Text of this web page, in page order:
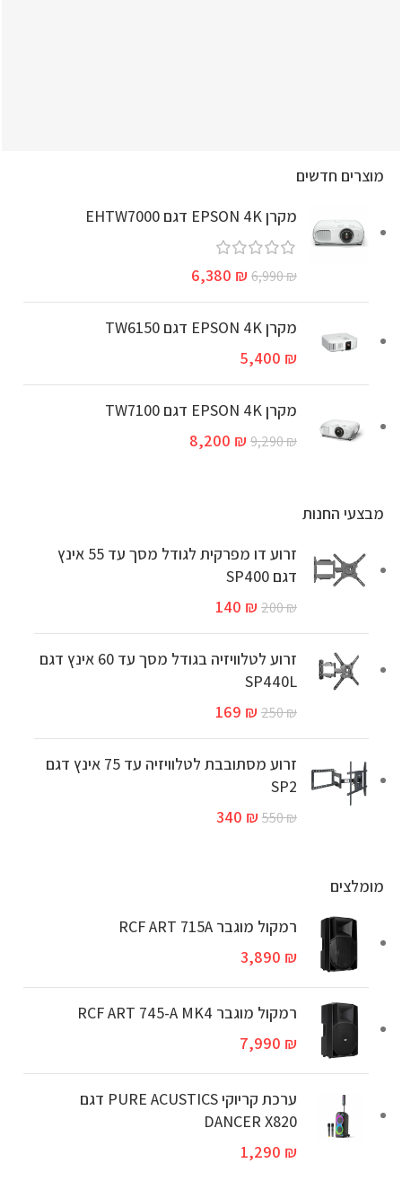
מוצרים חדשים
מקרן EPSON 4K דגם EHTW7000
6,990₪
6,380 ₪
מקרן EPSON 4K דגם TW6150
5,400 ₪
מקרן EPSON 4K דגם TW7100
9,290₪
8,200 ₪
מבצעי החנות
זרוע דו מפרקית לגודל מסך עד 55 אינץ
דגם SP400
200₪
140 ₪
זרוע לטלוויזיה בגודל מסך עד 60 אינץ דגם
SP440L
250₪
169 ₪
זרוע מסתובבת לטלוויזיה עד 75 אינץ דגם
SP2
550₪
340 ₪
מומלצים
רמקול מוגבר RCF ART 715A
3,890 ₪
‏רמקול מוגבר RCF ART 745-A MK4
7,990 ₪
ערכת קריוקי PURE ACUSTICS דגם
DANCER X820
1,290 ₪